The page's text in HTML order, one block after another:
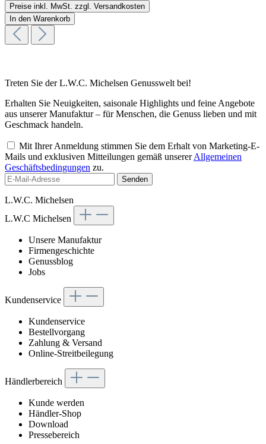
Preise inkl. MwSt. zzgl. Versandkosten
In den Warenkorb
Treten Sie der L.W.C. Michelsen Genusswelt bei!
Erhalten Sie Neuigkeiten, saisonale Highlights und feine Angebote
aus unserer Manufaktur – für Menschen, die Genuss lieben und mit
Geschmack handeln.
Mit Ihrer Anmeldung stimmen Sie dem Erhalt von Marketing-E-
Mails und exklusiven Mitteilungen gemäß unsererAllgemeinen
Geschäftsbedingungen zu.
Senden
L.W.C. Michelsen
L.W.C Michelsen
Unsere Manufaktur
Firmengeschichte
Genussblog
Jobs
Kundenservice
Kundenservice
Bestellvorgang
Zahlung & Versand
Online-Streitbeilegung
Händlerbereich
Kunde werden
Händler-Shop
Download
Pressebereich